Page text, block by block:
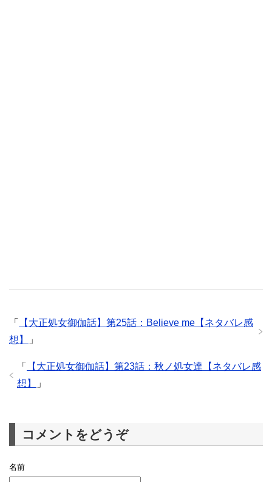
「
【大正処女御伽話】第25話：Believe me【ネタバレ感
想】
」
「
【大正処女御伽話】第23話：秋ノ処女達【ネタバレ感
想】
」
コメントをどうぞ
名前